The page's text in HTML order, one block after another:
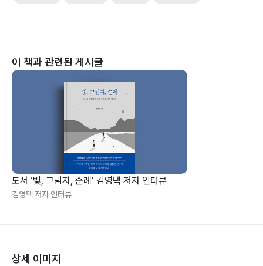
이 책과 관련된 게시글
도서 ‘빛, 그림자, 순례’ 김영택 저자 인터뷰
김영택 저자 인터뷰
상세 이미지